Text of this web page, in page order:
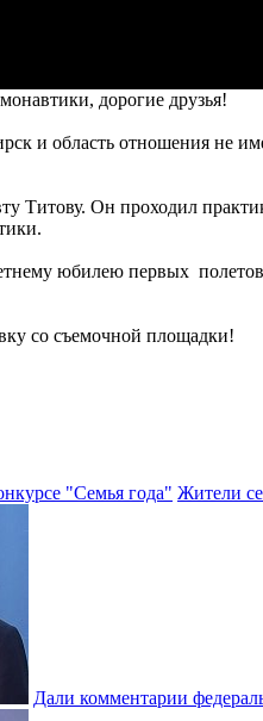
дорогие друзья!
и область отношения не
Титову. Он проходил
юбилею первых
со съемочной площадки!
Жители
Дали комментарии